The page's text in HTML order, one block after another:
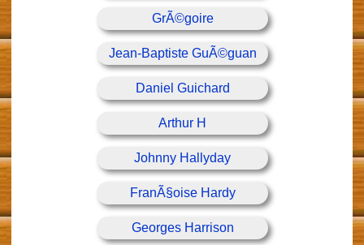
GrÃ©goire
Jean-Baptiste GuÃ©guan
Daniel Guichard
Arthur H
Johnny Hallyday
FranÃ§oise Hardy
Georges Harrison